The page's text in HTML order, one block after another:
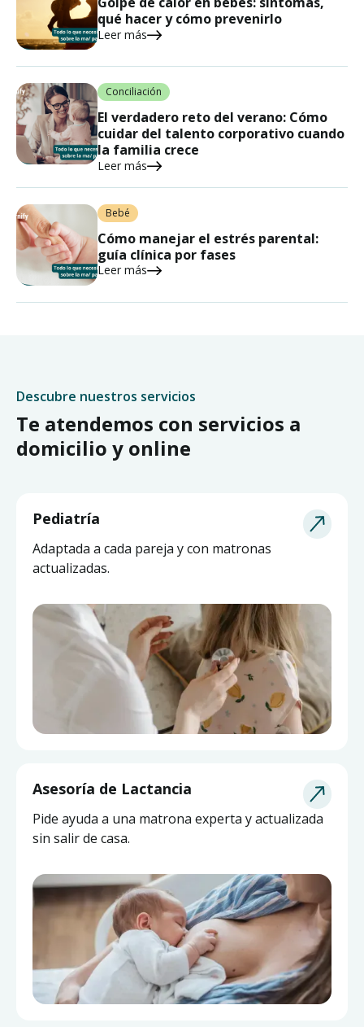
qué hacer y cómo prevenirlo
Leer más
Conciliación
El verdadero reto del verano: Cómo
cuidar del talento corporativo cuando
la familia crece
Leer más
Bebé
Cómo manejar el estrés parental:
guía clínica por fases
Leer más
Descubre nuestros servicios
Te atendemos con servicios a
domicilio y online
Pediatría
Adaptada a cada pareja y con matronas
actualizadas.
Asesoría de Lactancia
Pide ayuda a una matrona experta y actualizada
sin salir de casa.